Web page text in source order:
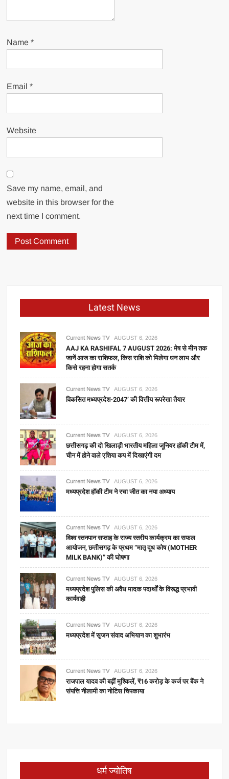
Name*
Email*
Website
Save my name, email, and
website in this browser for the
next time I comment.
Latest News
Current News TV AUGUST 6, 2026
AAJ KA RASHIFAL 7 AUGUST 2026: मेष से मीन तक
जानें आज का राशिफल, किस राशि को मिलेगा धन लाभ और
किसे रहना होगा सतर्क
Current News TV AUGUST 6, 2026
विकसित मध्यप्रदेश-2047’ की वित्तीय रूपरेखा तैयार
Current News TV AUGUST 6, 2026
छत्तीसगढ़ की दो खिलाड़ी भारतीय महिला जूनियर हॉकी टीम में,
चीन में होने वाले एशिया कप में दिखाएंगी दम
Current News TV AUGUST 6, 2026
मध्यप्रदेश हॉकी टीम ने रचा जीत का नया अध्याय
Current News TV AUGUST 6, 2026
विश्व स्तनपान सप्ताह के राज्य स्तरीय कार्यक्रम का सफल
आयोजन, छत्तीसगढ़ के प्रथम “मातृ दूध कोष (MOTHER
MILK BANK)” की घोषणा
Current News TV AUGUST 6, 2026
मध्यप्रदेश पुलिस की अवैध मादक पदार्थों के विरूद्ध प्रभावी
कार्यवाही
Current News TV AUGUST 6, 2026
मध्यप्रदेश में सृजन संवाद अभियान का शुभारंभ
Current News TV AUGUST 6, 2026
राजपाल यादव की बढ़ीं मुश्किलें, ₹16 करोड़ के कर्ज पर बैंक ने
संपत्ति नीलामी का नोटिस चिपकाया
धर्म ज्योतिष